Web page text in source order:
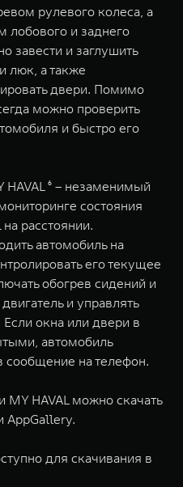
рулевого колеса, а
лобового и заднего
завести и заглушить
люк, а также
двери. Помимо
можно проверить
и быстро его
⁶ – незаменимый
состояния
расстоянии.
автомобиль на
его текущее
обогрев сидений и
и управлять
окна или двери в
автомобиль
сообщение на телефон.
HAVAL можно скачать
AppGallery.
для скачивания в